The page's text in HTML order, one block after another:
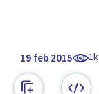
19 feb 2015 1k